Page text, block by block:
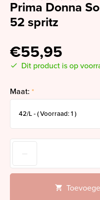
Prima Donna
52 spritz
€55,95
Dit product is op
Maat: *